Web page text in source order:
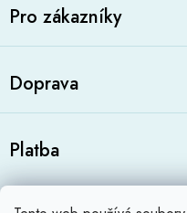
Pro zákazníky
Doprava
Platba
Zboží.cz Heureka.cz